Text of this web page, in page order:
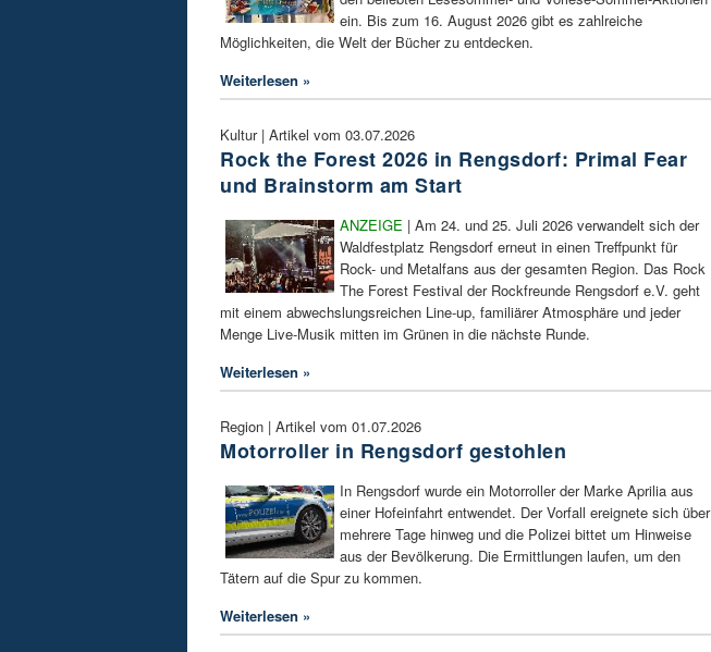
ein. Bis zum 16. August 2026 gibt es zahlreiche
Möglichkeiten, die Welt der Bücher zu entdecken.
Weiterlesen »
Kultur | Artikel vom 03.07.2026
Rock the Forest 2026 in Rengsdorf: Primal Fear
und Brainstorm am Start
ANZEIGE | Am 24. und 25. Juli 2026 verwandelt sich der
Waldfestplatz Rengsdorf erneut in einen Treffpunkt für
Rock- und Metalfans aus der gesamten Region. Das Rock
The Forest Festival der Rockfreunde Rengsdorf e.V. geht
mit einem abwechslungsreichen Line-up, familiärer Atmosphäre und jeder
Menge Live-Musik mitten im Grünen in die nächste Runde.
Weiterlesen »
Region | Artikel vom 01.07.2026
Motorroller in Rengsdorf gestohlen
In Rengsdorf wurde ein Motorroller der Marke Aprilia aus
einer Hofeinfahrt entwendet. Der Vorfall ereignete sich über
mehrere Tage hinweg und die Polizei bittet um Hinweise
aus der Bevölkerung. Die Ermittlungen laufen, um den
Tätern auf die Spur zu kommen.
Weiterlesen »